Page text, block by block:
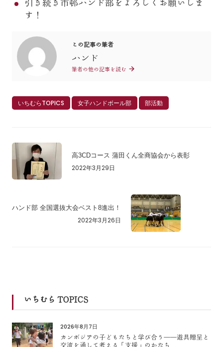
引き続き市邨ハンド部をよろしくお願いしま
す！
この記事の筆者
ハンド
筆者の他の記事を読む
いちむらTOPICS 女子ハンドボール部 部活動
高3CDコース 蒲田くん全商協会から表彰
2022年3月29日
ハンド部 全国選抜大会ベスト8進出！
2022年3月26日
いちむら TOPICS
2026年8月7日
カンボジアの子どもたちと学び合う――遊具贈呈と
交流を通して考える「支援」のかたち